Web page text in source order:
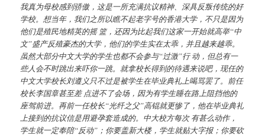
我真为母校感到骄傲，这是一所充满抗议精神、深具反叛传统的好
学校。想当年，我们之所以瞧不起老字号的香港大学，不只是因为
他们是殖民地精英的摇 篮，还因为比起我们这家一开始就高举“中
文”盛产反殖豪杰的大学，他们的学生实在太乖，并且越来越乖。
虽然大部分中文大学的学生也都不会参与“过激”行 动，但总有一
些人会不时跳出来吓你一跳。就拿校长得到的待遇来说吧，现任的
中文大学校长刘遵义只不过是被学生在毕业典礼上喝骂罢了。前任
校长李国章甚至差 点进不了会场，因为有学生睡在路上阻挡他的
座驾前进。再前一任校长“光纤之父”高锟就更惨了，他在毕业典礼
上接到的抗议信是用避孕套造成的。中大校方每次 有甚么动作，
学生就一定奉陪“反动” ；你要盖新大楼，学生就贴大字报；你要砍